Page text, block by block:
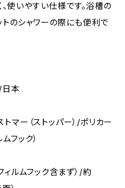
使いやすい仕様です。浴槽の
のシャワーの際にも便利で
日本
マー（ストッパー）/ポリカー
フック）
ルムフック含まず）/約